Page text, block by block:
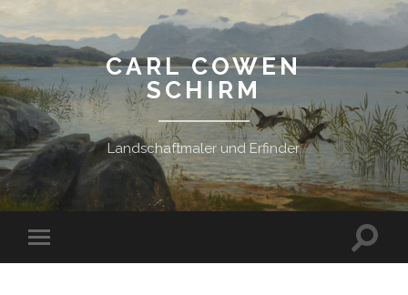
CARL COWEN
SCHIRM
Landschaftmaler und Erfinder
Mobile-
Menü